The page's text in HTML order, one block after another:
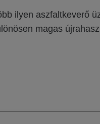
ilyen aszfaltkeverő
magas